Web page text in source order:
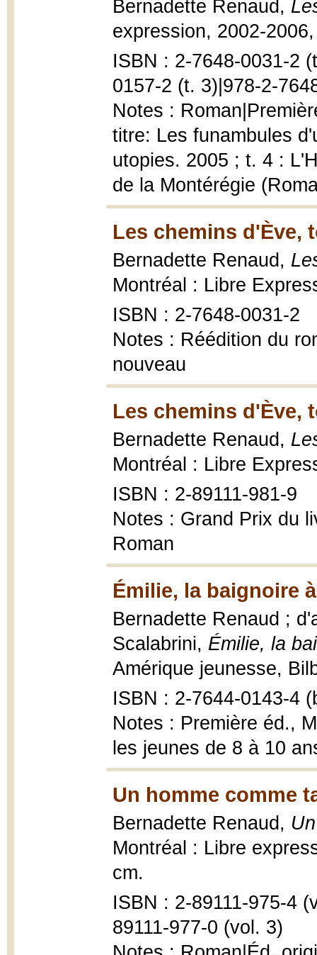
Bernadette Renaud,
expression, 2002-
ISBN : 2-7648-0031-2
0157-2 (t. 3)|978-2-
Notes :
titre: Les funambules
utopies. 2005 ; t. 4 :
de la Montérégie
Les chemins d'Ève,
Bernadette Renaud,
Montréal : Libre
ISBN : 2-7648-0031-2
Notes : Réédition du
nouveau
Les chemins d'Ève,
Bernadette Renaud,
Montréal : Libre
ISBN : 2-89111-981-9
Notes : Grand Prix du
Roman
Émilie, la baignoire
Bernadette Renaud ;
Scalabrini, Émilie, la
Amérique jeunesse,
ISBN : 2-7644-0143-4
Notes : Première éd.,
les jeunes de 8 à 10
Un homme comme
Bernadette Renaud,
Montréal : Libre
cm.
ISBN : 2-89111-975-4
89111-977-0 (vol. 3)